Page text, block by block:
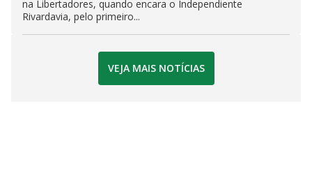
na Libertadores, quando encara o Independiente
Rivardavia, pelo primeiro...
VEJA MAIS NOTÍCIAS